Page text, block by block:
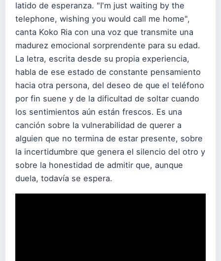
latido de esperanza. "I'm just waiting by the
telephone, wishing you would call me home",
canta Koko Ria con una voz que transmite una
madurez emocional sorprendente para su edad.
La letra, escrita desde su propia experiencia,
habla de ese estado de constante pensamiento
hacia otra persona, del deseo de que el teléfono
por fin suene y de la dificultad de soltar cuando
los sentimientos aún están frescos. Es una
canción sobre la vulnerabilidad de querer a
alguien que no termina de estar presente, sobre
la incertidumbre que genera el silencio del otro y
sobre la honestidad de admitir que, aunque
duela, todavía se espera.